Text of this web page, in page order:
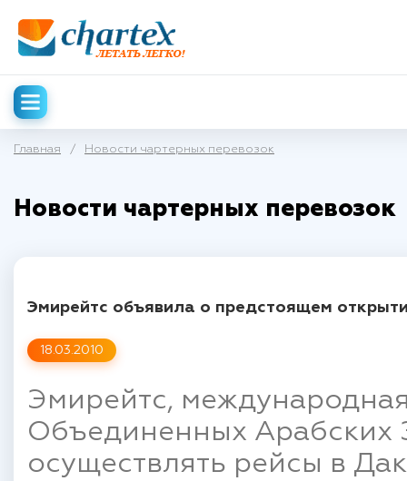
Главная / Новости чартерных перевозок
Новости чартерных перевозок
18.03.2010
Эмирейтс объявила о предстоящем
Эмирейтс,
Объединенных Арабских
осуществлять рейсы в